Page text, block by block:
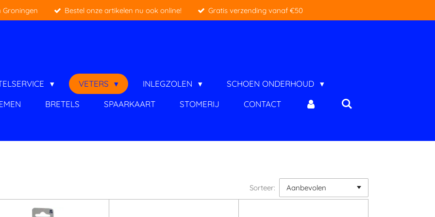
Bestel onze artikelen nu ook online! Gratis verzending vanaf €50
VETERS INLEGZOLEN
SCHOEN ONDERHOUD
BRETELS SPAARKAART STOMERIJ CONTACT
Sorteer: